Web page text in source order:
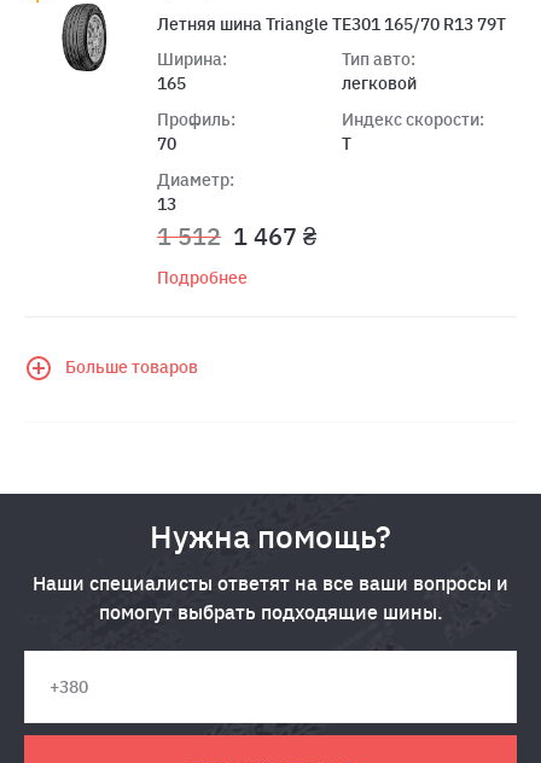
Летняя шина Triangle TE301 165/70 R13 79T
Ширина:
165
Профиль:
70
Диаметр:
13
Тип авто:
легковой
Индекс скорости:
T
1 512 1 467 ₴
Подробнее
Больше товаров
Нужна помощь?
Наши специалисты ответят на все ваши вопросы и
помогут выбрать подходящие шины.